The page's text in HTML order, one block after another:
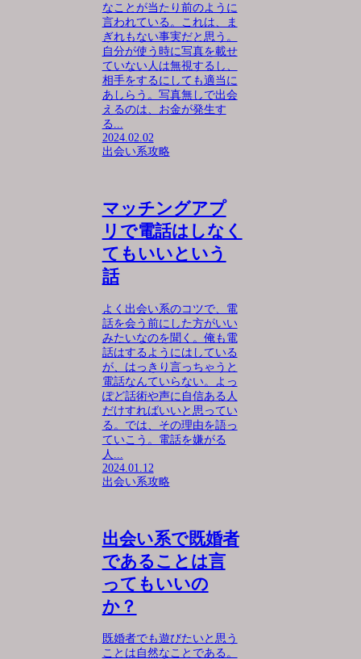
なことが当たり前のように
言われている。これは、ま
ぎれもない事実だと思う。
自分が使う時に写真を載せ
ていない人は無視するし、
相手をするにしても適当に
あしらう。写真無しで出会
えるのは、お金が発生す
る...
2024.02.02
出会い系攻略
マッチングアプ
リで電話はしなく
てもいいという
話
よく出会い系のコツで、電
話を会う前にした方がいい
みたいなのを聞く。俺も電
話はするようにはしている
が、はっきり言っちゃうと
電話なんていらない。よっ
ぽど話術や声に自信ある人
だけすればいいと思ってい
る。では、その理由を語っ
ていこう。電話を嫌がる
人...
2024.01.12
出会い系攻略
出会い系で既婚者
であることは言
ってもいいの
か？
既婚者でも遊びたいと思う
ことは自然なことである。